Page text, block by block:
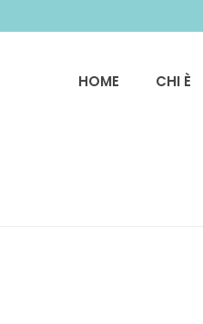
HOME CHI È